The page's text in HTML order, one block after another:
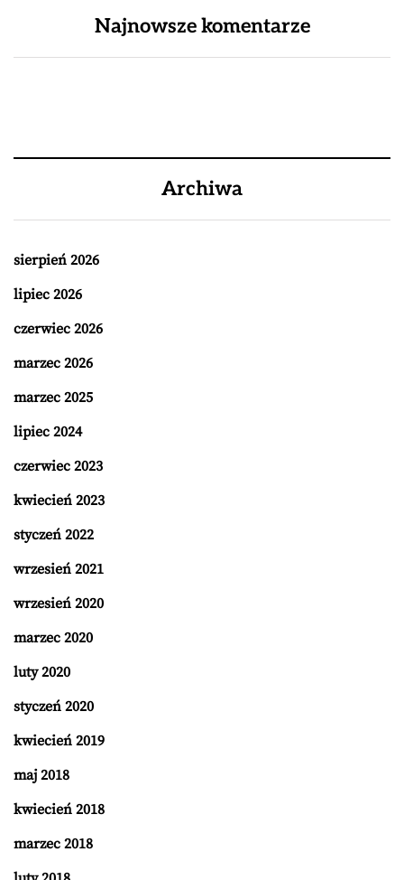
Najnowsze komentarze
Archiwa
sierpień 2026
lipiec 2026
czerwiec 2026
marzec 2026
marzec 2025
lipiec 2024
czerwiec 2023
kwiecień 2023
styczeń 2022
wrzesień 2021
wrzesień 2020
marzec 2020
luty 2020
styczeń 2020
kwiecień 2019
maj 2018
kwiecień 2018
marzec 2018